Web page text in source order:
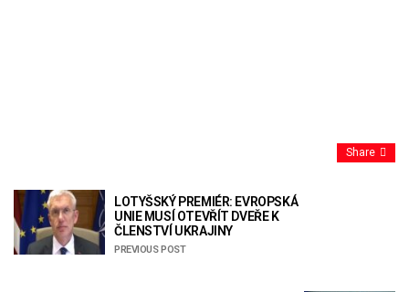
Share
LOTYŠSKÝ PREMIÉR: EVROPSKÁ
UNIE MUSÍ OTEVŘÍT DVEŘE K
ČLENSTVÍ UKRAJINY
PREVIOUS POST